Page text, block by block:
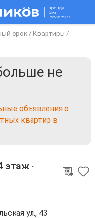
срок / Квартиры /
не
объявления о
квартир в
этаж ⋅
ул., 43